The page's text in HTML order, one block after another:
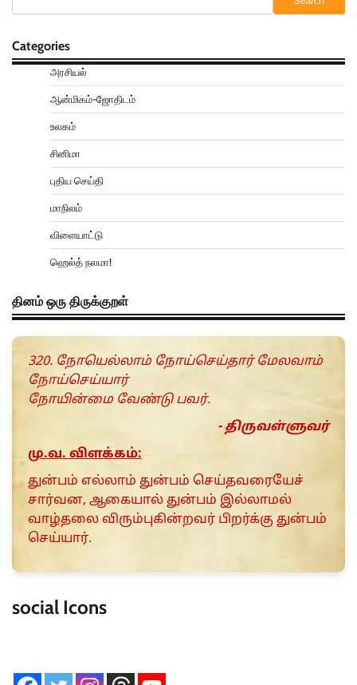
Categories
அரசியல்
ஆன்மிகம்-ஜோதிடம்
உலகம்
சினிமா
புதிய செய்தி
மாநிலம்
விளையாட்டு
ஹெல்த் நலமா!
தினம் ஒரு திருக்குறள்
320. நோயெல்லாம் நோய்செய்தார் மேலவாம்
நோய்செய்யார்
நோயின்மை வேண்டு பவர்.
- திருவள்ளுவர்
மு.வ. விளக்கம்:
துன்பம் எல்லாம் துன்பம் செய்தவரையேச்
சார்வன, ஆகையால் துன்பம் இல்லாமல்
வாழ்தலை விரும்புகின்றவர் பிறர்க்கு துன்பம்
செய்யார்.
social Icons